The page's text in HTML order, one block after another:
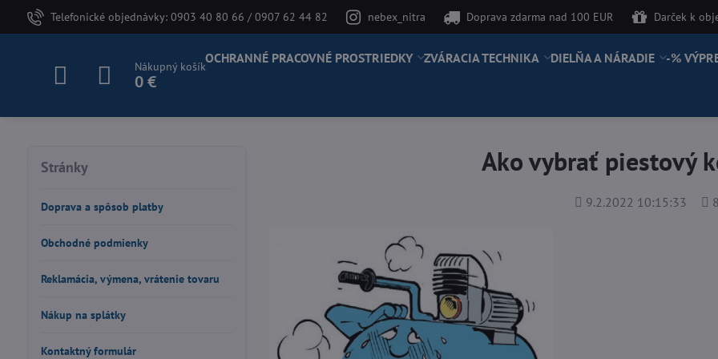
Telefonické objednávky: 0903 40 80 66 / 0907 62 44 82 nebex_nitra Doprava zdarma nad 100 EUR Darček k
Nákupný košík
0 €
OCHRANNÉ PRACOVNÉ PROSTRIEDKY ZVÁRACIA TECHNIKA DIELŇA A NÁRADIE -%
Ako vybrať piestový
Pridané
9.2.2022 10:15:33
Stránky
Doprava a spôsob platby
Obchodné podmienky
Reklamácia, výmena, vrátenie tovaru
Nákup na splátky
Kontaktný formulár